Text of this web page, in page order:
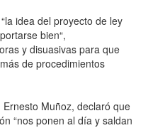
idea del proyecto de ley
bien“,
y disuasivas para que
de procedimientos
Muñoz, declaró que
“nos ponen al día y saldan